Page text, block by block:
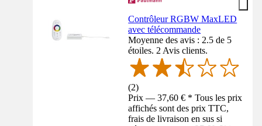
Contrôleur RGBW MaxLED
avec télécommande
Moyenne des avis : 2.5 de 5
étoiles. 2 Avis clients.
(2)
Prix — 37,60 € * Tous les prix
affichés sont des prix TTC,
frais de livraison en sus si